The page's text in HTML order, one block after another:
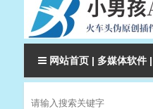
网站首页 | 多媒体软件 |